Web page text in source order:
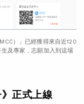
）」已經獲得來自近120
及專家，志願加入到這場
》正式上線